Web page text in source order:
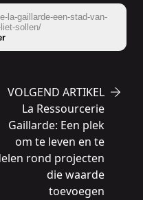
la-gaillarde-een-stad-van-
sollen/
VOLGEND ARTIKEL
La Ressourcerie
Gaillarde: Een plek
om te leven en te
rond projecten
die waarde
toevoegen